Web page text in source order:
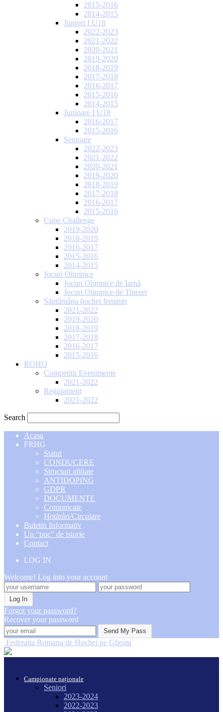
2015-2016
2014-2015
Juniori I U18
2022-2023
2021-2022
2020-2021
2019-2020
2018-2019
2017-2018
2016-2017
2015-2016
2014-2015
Junioare I U18
2016-2017
2015-2016
Senioare
2022-2023
2021-2022
2020-2021
2019-2020
2018-2019
2017-2018
2016-2017
2015-2016
Cupe Challenge
2019-2020
2018-2019
2016-2017
2015-2016
2014-2015
Jocuri Olimpice
Jocuri Olimpice de Iarnă
Jocuri Olimpice de Tineret
Săptămâna hochei feminin
2021-2022
2019-2020
2018-2019
2017-2018
2016-2017
2015-2016
ROHO
Competitii Evenimente
2021-2022
Regulament
2021-2022
Search
Acasa
FRHG
Statut
CONDUCERE
Structuri afiliate
ANTIDOPING
GDPR
DOCUMENTE
Comunicate
Hotărâri/Circulare
Buletin Informativ
Un “puc” de istorie
Contact
LOG IN
Welcome! Log into your account
Forgot your password?
Recover your password
Federatia Romana de Hochei pe Gheata
Campionate naționale
Seniori
2023-2024
2022-2023